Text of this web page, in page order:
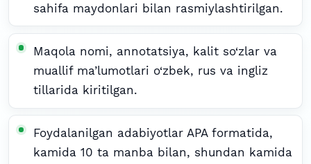
sahifa maydonlari bilan rasmiylashtirilgan.
Maqola nomi, annotatsiya, kalit so‘zlar va
muallif ma’lumotlari o‘zbek, rus va ingliz
tillarida kiritilgan.
Foydalanilgan adabiyotlar APA formatida,
kamida 10 ta manba bilan, shundan kamida